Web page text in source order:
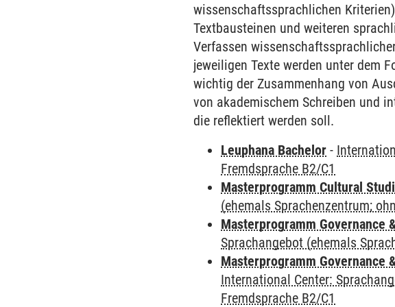
wissenschaftssprachlichen
Textbausteinen und weiteren
Verfassen
jeweiligen Texte werden unter dem
wichtig der Zusammenhang von
von akademischem Schreiben und
die reflektiert werden soll.
Leuphana Bachelor -
Fremdsprache B2/C1
Masterprogramm Cultural
(ehemals Sprachenzentrum;
Masterprogramm Governance
Sprachangebot (ehemals
Masterprogramm Governance
International Center:
Fremdsprache B2/C1